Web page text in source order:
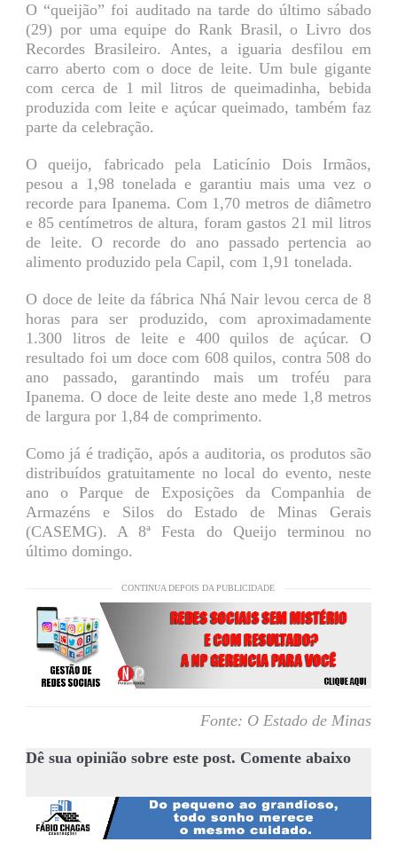
O “queijão” foi auditado na tarde do último sábado
(29) por uma equipe do Rank Brasil, o Livro dos
Recordes Brasileiro. Antes, a iguaria desfilou em
carro aberto com o doce de leite. Um bule gigante
com cerca de 1 mil litros de queimadinha, bebida
produzida com leite e açúcar queimado, também faz
parte da celebração.
O queijo, fabricado pela Laticínio Dois Irmãos,
pesou a 1,98 tonelada e garantiu mais uma vez o
recorde para Ipanema. Com 1,70 metros de diâmetro
e 85 centímetros de altura, foram gastos 21 mil litros
de leite. O recorde do ano passado pertencia ao
alimento produzido pela Capil, com 1,91 tonelada.
O doce de leite da fábrica Nhá Nair levou cerca de 8
horas para ser produzido, com aproximadamente
1.300 litros de leite e 400 quilos de açúcar. O
resultado foi um doce com 608 quilos, contra 508 do
ano passado, garantindo mais um troféu para
Ipanema. O doce de leite deste ano mede 1,8 metros
de largura por 1,84 de comprimento.
Como já é tradição, após a auditoria, os produtos são
distribuídos gratuitamente no local do evento, neste
ano o Parque de Exposições da Companhia de
Armazéns e Silos do Estado de Minas Gerais
(CASEMG). A 8ª Festa do Queijo terminou no
último domingo.
CONTINUA DEPOIS DA PUBLICIDADE
Fonte: O Estado de Minas
Dê sua opinião sobre este post. Comente abaixo